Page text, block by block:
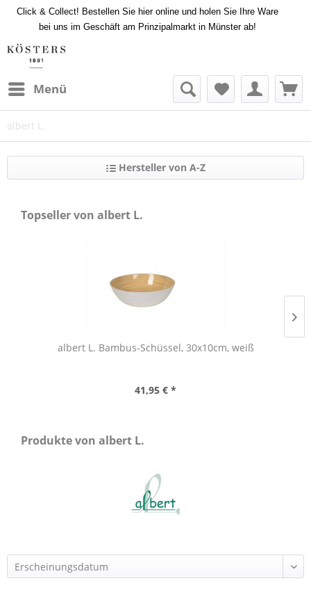
Click & Collect! Bestellen Sie hier online und holen Sie Ihre Ware
bei uns im Geschäft am Prinzipalmarkt in Münster ab!
Menü
albert L.
Hersteller von A-Z
Topseller von albert L.
albert L. Bambus-Schüssel, 30x10cm, weiß
41,95 € *
Produkte von albert L.